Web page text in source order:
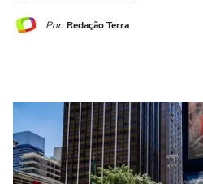
Por: Redação Terra